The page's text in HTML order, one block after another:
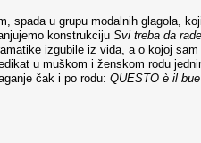
spada u grupu modalnih glagola,
konstrukciju Svi treba da rade
izgubile iz vida, a o kojoj
u muškom i ženskom rodu
čak i po rodu: QUESTO è il bue